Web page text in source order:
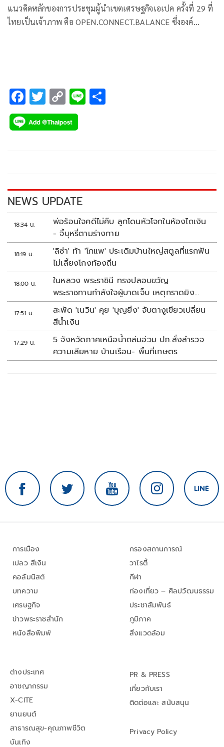
แนวคิดหลักของการประชุมผู้นำเขตเศรษฐกิจเอเปค ครั้งที่ 29 ที่
ไทยเป็นเจ้าภาพ คือ OPEN.CONNECT.BALANCE ซึ่งองค์
F
ac
e
k
T
wi
tt
C
o
p
k
Li
NEWS UPDATE
18:34 น.
พ่อร้อนใจคดีไม่คืบ ลูกโดนหัวโจกในห้องไถเงิน
- จี้บุหรี่ตามร่างกาย
18:19 น.
'ลิซ่า' ท้า 'โกแพ' ประเดิมบ้านใหญ่สตูลที่แรกฟัน
ไม่เลี้ยงโกงท้องถิ่น
18:00 น.
ในหลวง พระราชินี ทรงปลอบขวัญ
พระราชทานกำลังใจผู้บาดเจ็บ เหตุกราดยิง
รร.เทพศิรินทร์นนทบุรี
17:51 น.
สะพัด 'เนวิน' คุย 'บุญยิ่ง' จับตางูเขียวเปลี่ยน
สีน้ำเงิน
17:29 น.
5 จังหวัดภาคเหนือน้ำถล่มอ่วม ปภ.สั่งสำรวจ
ความเสียหาย บ้านเรือน- พื้นที่เกษตร
การเมือง
เปลว สีเงิน
คอลัมนิสต์
บทความ
เศรษฐกิจ
ข่าวพระราชสำนัก
หนังสือพิมพ์
กรองสถานการณ์
วาไรตี้
กีฬา
ท่องเที่ยว – ศิลปวัฒนธรรม
ประชาสัมพันธ์
ภูมิภาค
สิ่งแวดล้อม
ต่างประเทศ
อาชญากรรม
X-CITE
ยานยนต์
สาธารณสุข-คุณภาพชีวิต
บันเทิง
PR & PRESS
เกี่ยวกับเรา
ติดต่อและ สนับสนุน
Privacy Policy